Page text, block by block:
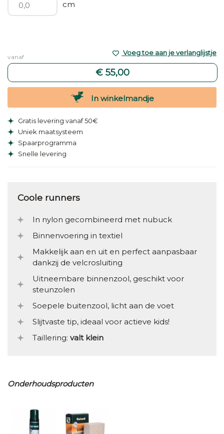
cm
vanaf
€ 55,00
Voeg toe aan je verlanglijstje
In winkelmandje
Gratis levering vanaf 50€
Uniek maatsysteem
Spaarprogramma
Snelle levering
Coole runners
In nylon gecombineerd met nubuck
Binnenvoering in textiel
Makkelijk aan en uit en perfect aanpasbaar
dankzij de velcrosluiting
Uitneembare binnenzool, geschikt voor
steunzolen
Soepele buitenzool, licht aan de voet
Slijtvaste tip, ideaal voor actieve kids!
Taillering: valt klein
Onderhoudsproducten